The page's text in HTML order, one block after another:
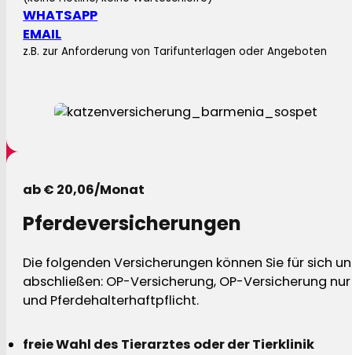
WHATSAPP
EMAIL
z.B. zur Anforderung von Tarifunterlagen oder Angeboten
ab € 20,06/Monat
Pferdeversicherungen
Die folgenden Versicherungen können Sie für sich
abschließen: OP-Versicherung, OP-Versicherung
und Pferdehalterhaftpflicht.
freie Wahl des Tierarztes oder der Tierklinik